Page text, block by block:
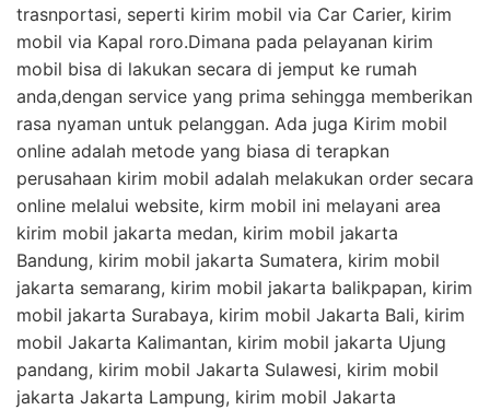
trasnportasi, seperti kirim mobil via Car Carier, kirim
mobil via Kapal roro.Dimana pada pelayanan kirim
mobil bisa di lakukan secara di jemput ke rumah
anda,dengan service yang prima sehingga memberikan
rasa nyaman untuk pelanggan. Ada juga Kirim mobil
online adalah metode yang biasa di terapkan
perusahaan kirim mobil adalah melakukan order secara
online melalui website, kirm mobil ini melayani area
kirim mobil jakarta medan, kirim mobil jakarta
Bandung, kirim mobil jakarta Sumatera, kirim mobil
jakarta semarang, kirim mobil jakarta balikpapan, kirim
mobil jakarta Surabaya, kirim mobil Jakarta Bali, kirim
mobil Jakarta Kalimantan, kirim mobil jakarta Ujung
pandang, kirim mobil Jakarta Sulawesi, kirim mobil
jakarta Jakarta Lampung, kirim mobil Jakarta